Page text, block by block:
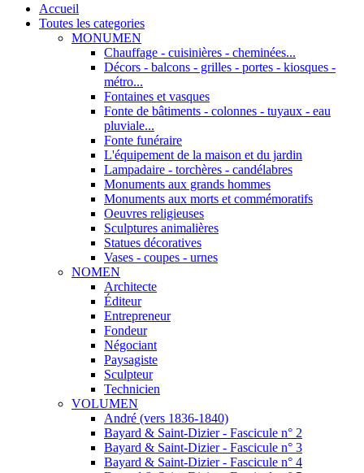
Accueil
Toutes les categories
MONUMEN
Chauffage - cuisinières - cheminées...
Décors - balcons - grilles - portes - kiosques -
métro...
Fontaines et vasques
Fonte de bâtiments - colonnes - tuyaux - eau
pluviale...
Fonte funéraire
L'équipement de la maison et du jardin
Lampadaire - torchères - candélabres
Monuments aux grands hommes
Monuments aux morts et commémoratifs
Oeuvres religieuses
Sculptures animalières
Statues décoratives
Vases - coupes - urnes
NOMEN
Architecte
Éditeur
Entrepreneur
Fondeur
Négociant
Paysagiste
Sculpteur
Technicien
VOLUMEN
André (vers 1836-1840)
Bayard & Saint-Dizier - Fascicule n° 2
Bayard & Saint-Dizier - Fascicule n° 3
Bayard & Saint-Dizier - Fascicule n° 4